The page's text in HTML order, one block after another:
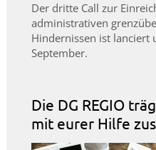
Der dritte Call zur
administrativen
Hindernissen ist lanciert
September.
Die DG REGIO
mit eurer Hilfe